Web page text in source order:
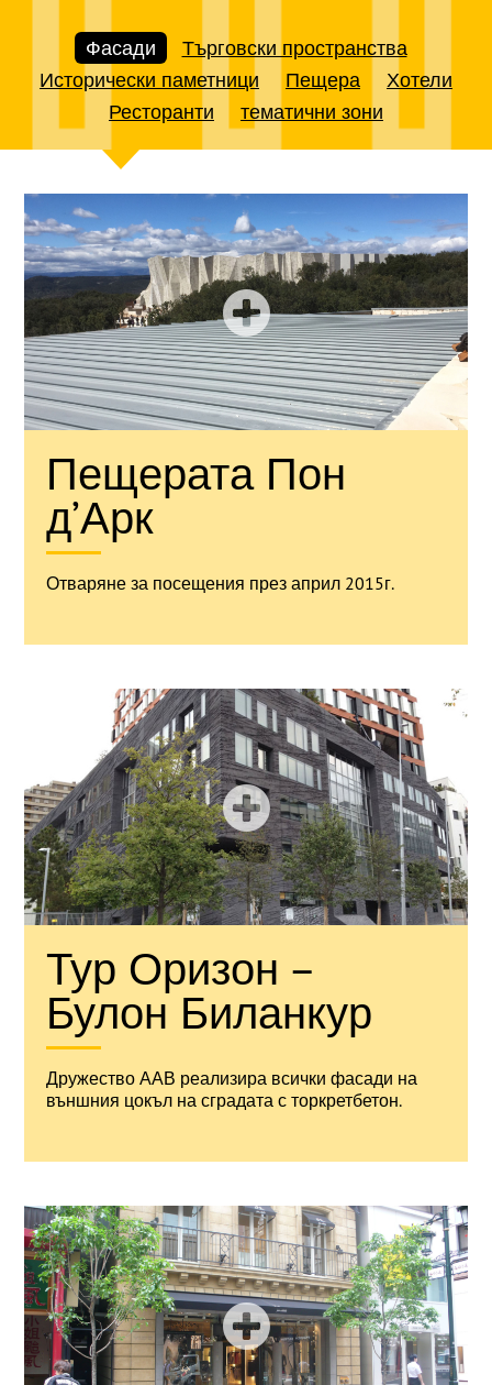
Фасади
Търговски пространства
Исторически паметници
Пещера
Хотели
Ресторанти
тематични зони
Пещерата Пон
д’Арк
Отваряне за посещения през април 2015г.
Тур Оризон –
Булон Биланкур
Дружество ААВ реализира всички фасади на
външния цокъл на сградата с торкретбетон.